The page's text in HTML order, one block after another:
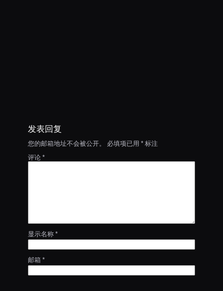
发表回复
您的邮箱地址不会被公开。 必填项已用 *标注
评论*
显示名称*
邮箱*